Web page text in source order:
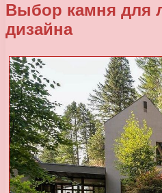
Выбор камня для
дизайна